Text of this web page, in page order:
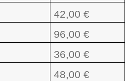
42,00 €
96,00 €
36,00 €
48,00 €